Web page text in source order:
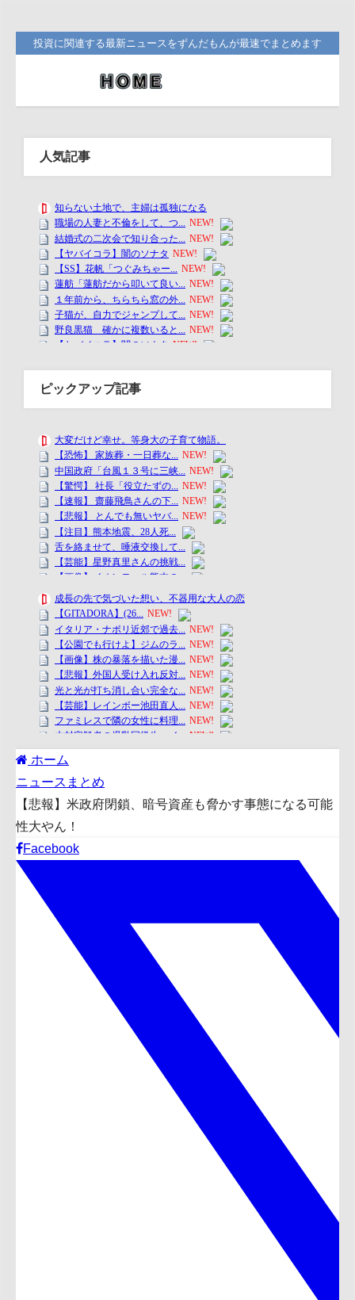
投資に関連する最新ニュースをずんだもんが最速でまとめます
人気記事
ピックアップ記事
ホーム
ニュースまとめ
【悲報】米政府閉鎖、暗号資産も脅かす事態になる可能
性大やん！
Facebook